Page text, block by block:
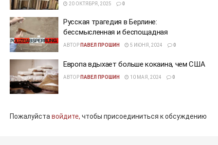
20 ОКТЯБРЯ, 2025
0
Русская трагедия в Берлине:
бессмысленная и беспощадная
АВТОР ПАВЕЛ ПРОШИН 5 ИЮНЯ, 2024 0
Европа вдыхает больше кокаина, чем США
АВТОР ПАВЕЛ ПРОШИН 10 МАЯ, 2024 0
Пожалуйставойдите, чтобы присоединиться к обсуждению